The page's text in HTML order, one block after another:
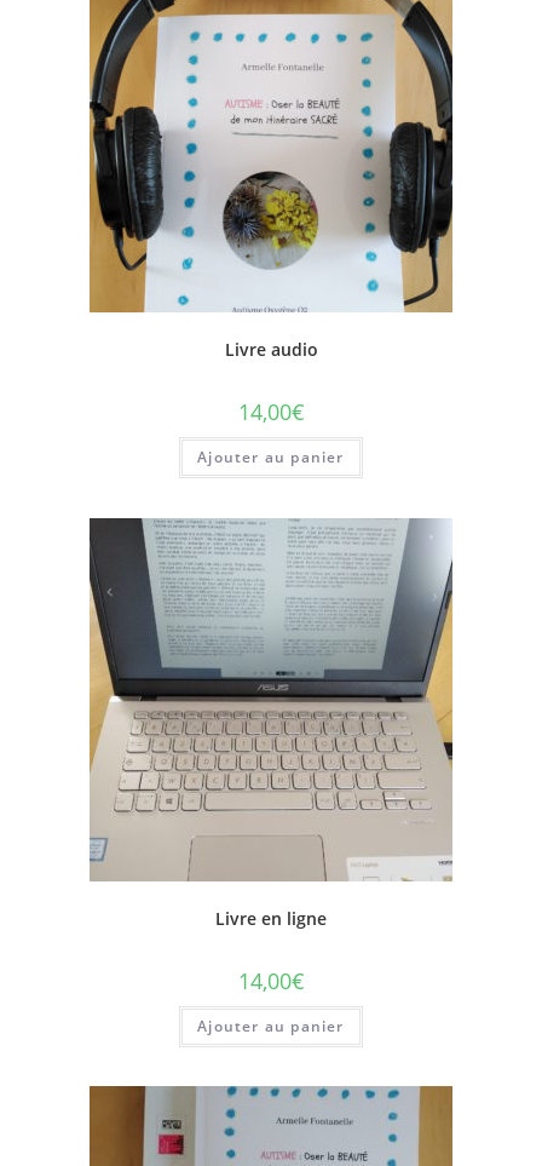
Livre audio
14,00€
Ajouter au panier
Livre en ligne
14,00€
Ajouter au panier